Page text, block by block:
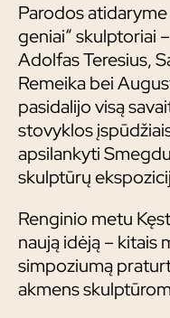
Parodos
geniai“ skulptoriai
Adolfas Teresius,
Remeika bei
pasidalijo visą
stovyklos
apsilankyti
skulptūrų
Renginio metu
naują idėją – kitais
simpoziumą
akmens